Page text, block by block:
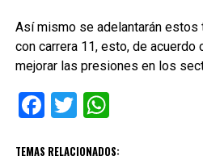
Así mismo se adelantarán estos
con carrera 11, esto, de acuerdo
mejorar las presiones en los
Facebook
Twitter
TEMAS RELACIONADOS: